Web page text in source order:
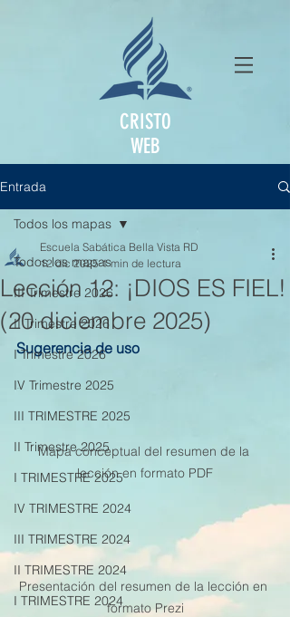
CRISTO
WEB
Entrada
Todos los mapas
III Trimestre 2026
II Trimestre 2026
I Trimestre 2026
IV Trimestre 2025
III TRIMESTRE 2025
II Trimestre 2025
I TRIMESTRE 2025
IV TRIMESTRE 2024
III TRIMESTRE 2024
II TRIMESTRE 2024
I TRIMESTRE 2024
Todos los mapas
Lección 12: ¡DIOS ES FIEL!
(20 diciembre 2025)
Escuela Sabática Bella Vista RD
12 dic 2025 1 min de lectura
Sugerencia de uso
Mapa conceptual del resumen de la
lección en formato PDF
Presentación del resumen de la lección en
formato Prezi